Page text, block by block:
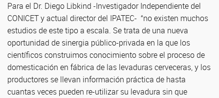
Para el Dr. Diego Libkind -Investigador Independiente del
CONICET y actual director del IPATEC- “no existen muchos
estudios de este tipo a escala. Se trata de una nueva
oportunidad de sinergia público-privada en la que los
científicos construimos conocimiento sobre el proceso de
domesticación en fábrica de las levaduras cerveceras, y los
productores se llevan información práctica de hasta
cuantas veces pueden re-utilizar su levadura sin que